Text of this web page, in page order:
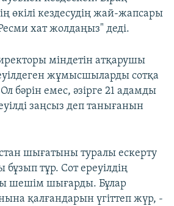
өкілі кездесудің жай-жапсары
хат жолдаңыз" деді.
міндетін атқарушы
жұмысшыларды сотқа
бәрін емес, әзірге 21 адамды
заңсыз деп танығанын
шығатыны туралы ескерту
бұзып тұр. Сот ереуілдің
шешім шығарды. Бұлар
қалғандарын үгіттеп жүр, -